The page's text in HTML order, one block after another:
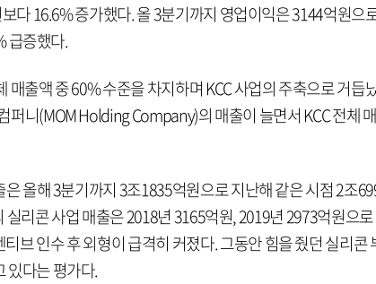
다 16.6% 증가했다. 올 3분기까지 영업이익은 3144억원으
급증했다.
매출액 중 60% 수준을 차지하며 KCC 사업의 주축으로 거듭
퍼니(MOM Holding Company)의 매출이 늘면서 KCC 전체
은 올해 3분기까지 3조1835억원으로 지난해 같은 시점 2조
실리콘 사업 매출은 2018년 3165억원, 2019년 2973억원으
브 인수 후 외형이 급격히 커졌다. 그동안 힘을 줬던 실리콘
있다는 평가다.